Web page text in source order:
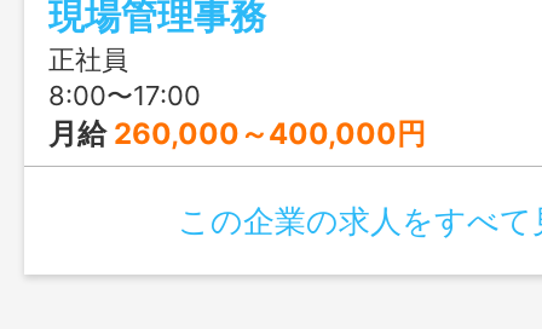
きます。繁忙期・閑散期の波に合わせて
スタイム制を導入し、効率的でメリハリ
実現しています。
現場管理事務
正社員
8:00〜17:00
月給 260,000～400,000円
この企業の求人をすべて